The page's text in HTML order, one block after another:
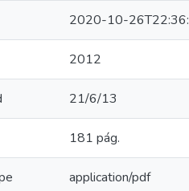
2020-10-
2012
21/6/13
181 pág.
application/pdf